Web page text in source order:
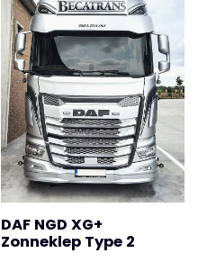
DAF NGD XG+
Zonneklep Type 2